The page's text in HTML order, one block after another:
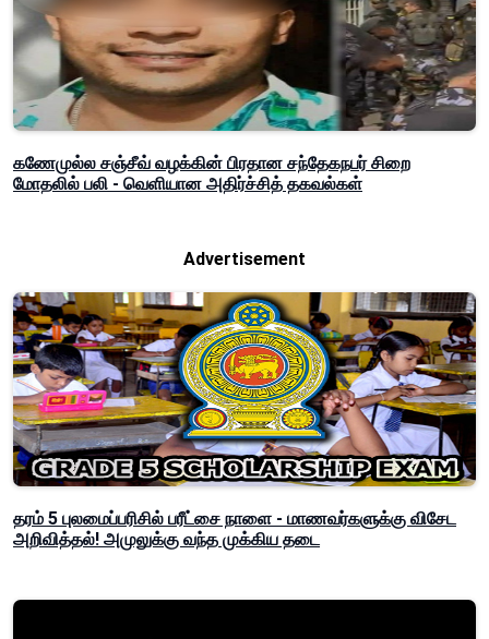
கணேமுல்ல சஞ்சீவ் வழக்கின் பிரதான சந்தேகநபர் சிறை
மோதலில் பலி - வெளியான அதிர்ச்சித் தகவல்கள்
Advertisement
தரம் 5 புலமைப்பரிசில் பரீட்சை நாளை - மாணவர்களுக்கு விசேட
அறிவித்தல்! அமுலுக்கு வந்த முக்கிய தடை